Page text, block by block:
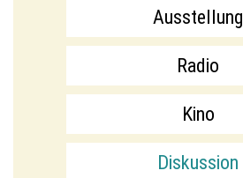
Ausstellung
Radio
Kino
Diskussion